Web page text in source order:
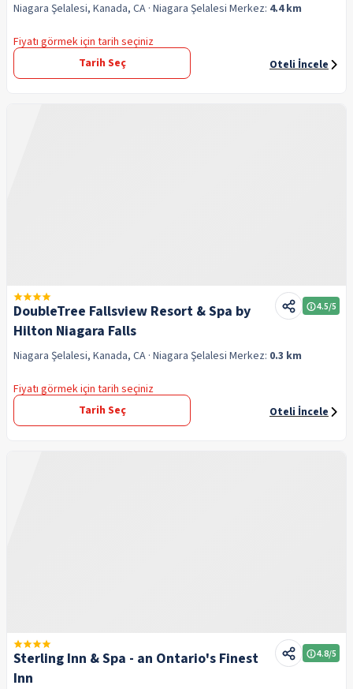
Niagara Şelalesi, Kanada, CA · Niagara Şelalesi Merkez: 4.4 km
Fiyatı görmek için tarih seçiniz
Tarih Seç
Oteli İncele
DoubleTree Fallsview Resort & Spa by
Hilton Niagara Falls
4.5/5
Niagara Şelalesi, Kanada, CA · Niagara Şelalesi Merkez: 0.3 km
Fiyatı görmek için tarih seçiniz
Tarih Seç
Oteli İncele
Sterling Inn & Spa - an Ontario's Finest
Inn
4.8/5